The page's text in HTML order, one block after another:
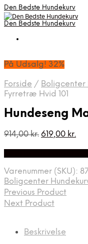
Den Bedste Hundekurv
Den Bedste Hundekurv
På Udsalg! 32%
Forside / Boligcenter
Fyrretræ Hvid 101
Hundeseng
914,00kr. Den
914,00 kr..
619,00 kr.Den
Varenummer (SKU):
Boligcenter
Previous Product
Next Product
Beskrivelse